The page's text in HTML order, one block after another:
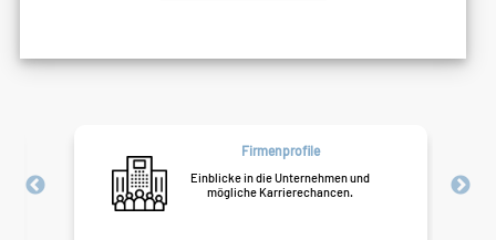
Einblicke in die Unternehmen und
mögliche Karrierechancen.
Finde